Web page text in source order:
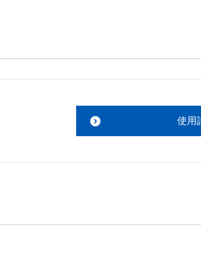
使用